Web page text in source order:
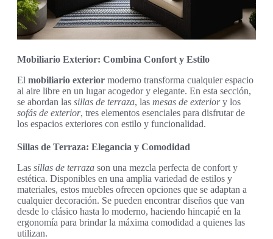
Mobiliario Exterior: Combina Confort y Estilo
El mobiliario exterior moderno transforma cualquier espacio
al aire libre en un lugar acogedor y elegante. En esta sección,
se abordan las sillas de terraza, las mesas de exteriory los
sofás de exterior, tres elementos esenciales para disfrutar de
los espacios exteriores con estilo y funcionalidad.
Sillas de Terraza: Elegancia y Comodidad
Las sillas de terraza son una mezcla perfecta de confort y
estética. Disponibles en una amplia variedad de estilos y
materiales, estos muebles ofrecen opciones que se adaptan a
cualquier decoración. Se pueden encontrar diseños que van
desde lo clásico hasta lo moderno, haciendo hincapié en la
ergonomía para brindar la máxima comodidad a quienes las
utilizan.